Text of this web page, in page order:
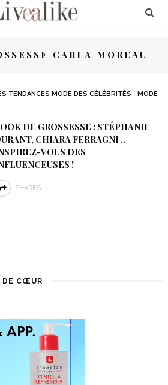
CARLA MOREAU
TENDANCES MODE DES CÉLÉBRITÉS MODE
DE GROSSESSE : STÉPHANIE
CHIARA FERRAGNI ..
VOUS DES
!
SHARES
DE CŒUR